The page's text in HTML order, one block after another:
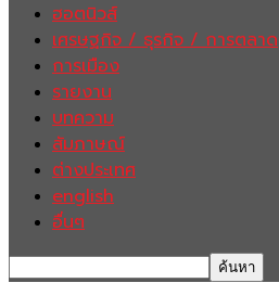
ฮอตนิวส์
เศรษฐกิจ / ธุรกิจ / การตลาด
การเมือง
รายงาน
บทความ
สัมภาษณ์
ต่างประเทศ
english
อื่นๆ